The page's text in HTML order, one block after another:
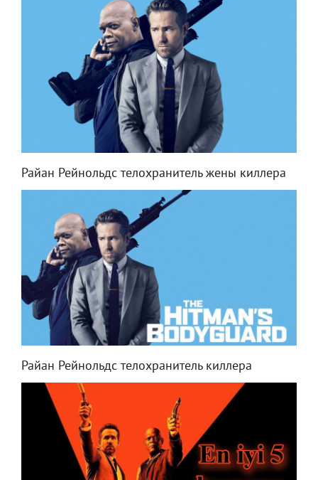
Райан Рейнольдс телохранитель жены киллера
Райан Рейнольдс телохранитель киллера